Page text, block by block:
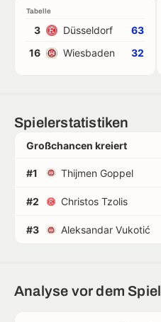
Tabelle
3 Düsseldorf
63
16
Wiesbaden 32
Spielerstatistiken
Großchancen kreiert
#1 Thijmen Goppel
#2 Christos Tzolis
#3 Aleksandar Vukotić
Analyse vor dem Spiel